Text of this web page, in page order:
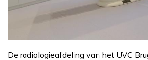
De radiologieafdeling van het UVC